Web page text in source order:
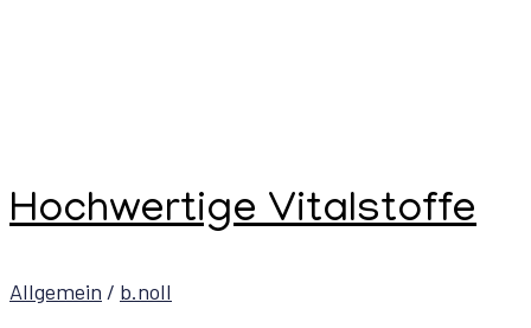
Hochwertige Vitalstoffe
Allgemein / b.noll